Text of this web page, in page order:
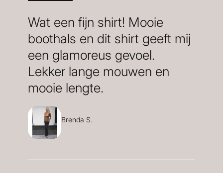
Wat een fijn shirt! Mooie
boothals en dit shirt geeft mij
een glamoreus gevoel.
Lekker lange mouwen en
mooie lengte.
Brenda S.